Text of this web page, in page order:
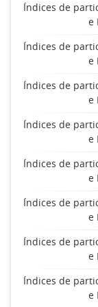
Índices de
e
Índices de
e
Índices de
e
Índices de
e
Índices de
e
Índices de
e
Índices de
e
Índices de
e